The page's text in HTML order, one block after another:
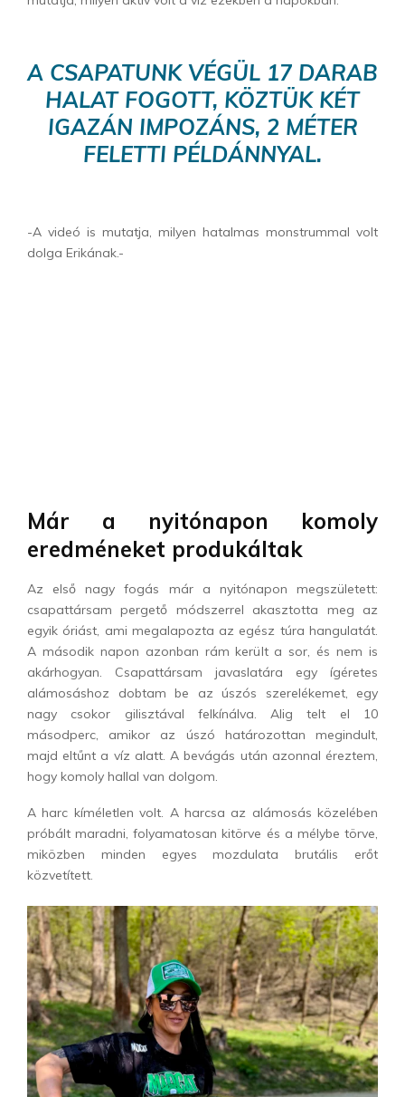
A CSAPATUNK VÉGÜL 17 DARAB
HALAT FOGOTT, KÖZTÜK KÉT
IGAZÁN IMPOZÁNS, 2 MÉTER
FELETTI PÉLDÁNNYAL.
-A videó is mutatja, milyen hatalmas monstrummal volt
dolga Erikának.-
Már a nyitónapon komoly
eredméneket produkáltak
Az első nagy fogás már a nyitónapon megszületett:
csapattársam pergető módszerrel akasztotta meg az
egyik óriást, ami megalapozta az egész túra hangulatát.
A második napon azonban rám került a sor, és nem is
akárhogyan. Csapattársam javaslatára egy ígéretes
alámosáshoz dobtam be az úszós szerelékemet, egy
nagy csokor gilisztával felkínálva. Alig telt el 10
másodperc, amikor az úszó határozottan megindult,
majd eltűnt a víz alatt. A bevágás után azonnal éreztem,
hogy komoly hallal van dolgom.
A harc kíméletlen volt. A harcsa az alámosás közelében
próbált maradni, folyamatosan kitörve és a mélybe törve,
miközben minden egyes mozdulata brutális erőt
közvetített.